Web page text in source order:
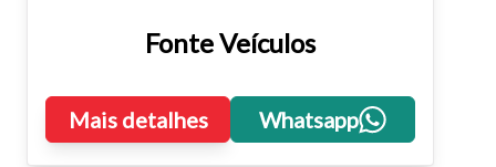
Fonte Veículos
Mais detalhes Whatsapp